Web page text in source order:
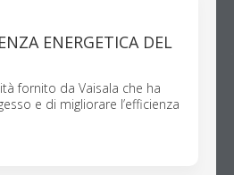
ENERGETICA DEL
fornito da Vaisala che ha
e di migliorare l’efficienza